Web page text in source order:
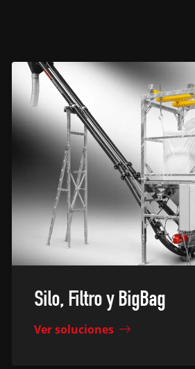
Silo, Filtro y BigBag
Ver soluciones